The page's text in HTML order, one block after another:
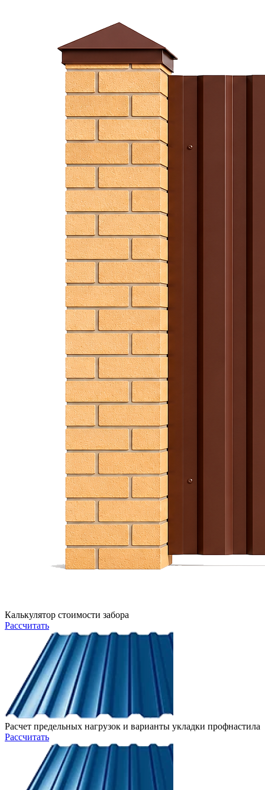
Калькулятор стоимости забора
Рассчитать
Расчет предельных нагрузок и варианты укладки профнастила
Рассчитать